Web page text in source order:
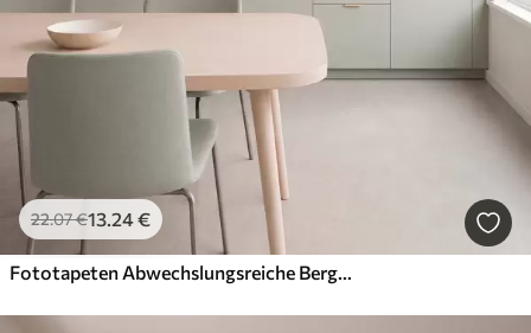
22.07€13.24€
Fototapeten Abwechslungsreiche Berglandschaft